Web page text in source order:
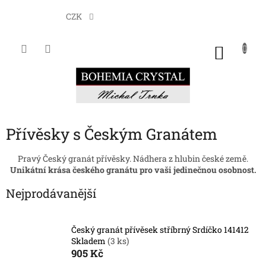
CZK
Přívěsky s Českým Granátem
Pravý Český granát přívěsky. Nádhera z hlubin české země.
Unikátní krása českého granátu pro vaši jedinečnou osobnost.
Nejprodávanější
Český granát přívěsek stříbrný Srdíčko 141412
Skladem (3 ks)
905 Kč